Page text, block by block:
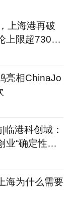
上海港再破
上限超7300
亮相ChinaJo
|临港科创城：
业“确定性公
海为什么需要